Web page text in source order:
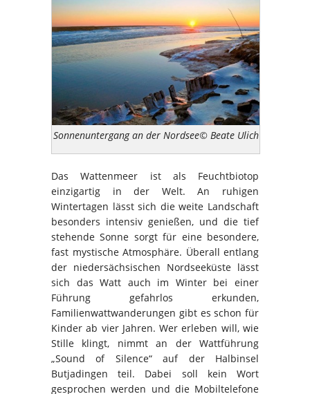
Sonnenuntergang an der Nordsee© Beate Ulich
Das Wattenmeer ist als Feuchtbiotop
einzigartig in der Welt. An ruhigen
Wintertagen lässt sich die weite Landschaft
besonders intensiv genießen, und die tief
stehende Sonne sorgt für eine besondere,
fast mystische Atmosphäre. Überall entlang
der niedersächsischen Nordseeküste lässt
sich das Watt auch im Winter bei einer
Führung gefahrlos erkunden,
Familienwattwanderungen gibt es schon für
Kinder ab vier Jahren. Wer erleben will, wie
Stille klingt, nimmt an der Wattführung
„Sound of Silence“ auf der Halbinsel
Butjadingen teil. Dabei soll kein Wort
gesprochen werden und die Mobiltelefone